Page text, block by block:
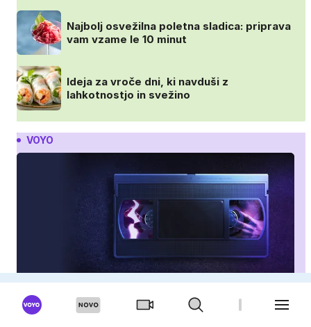
Najbolj osvežilna poletna sladica: priprava
vam vzame le 10 minut
Ideja za vroče dni, ki navduši z
lahkotnostjo in svežino
VOYO
Seks posnetki slavnih